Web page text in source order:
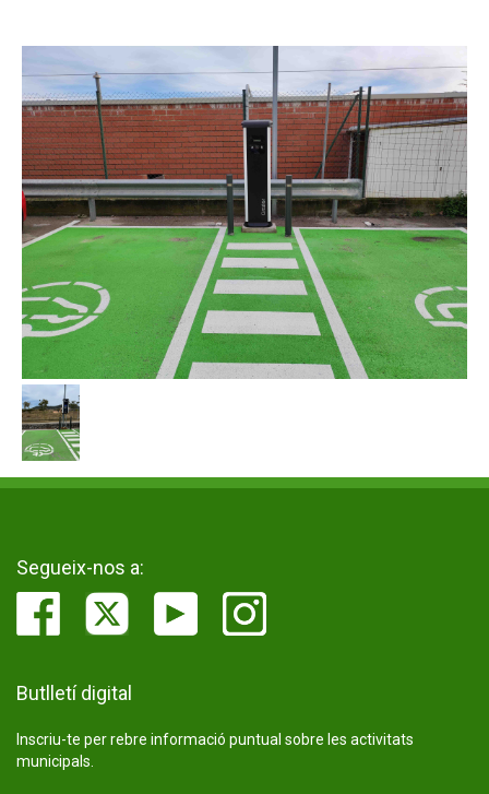
Segueix-nos a:
Butlletí digital
Inscriu-te per rebre informació puntual sobre les activitats
municipals.